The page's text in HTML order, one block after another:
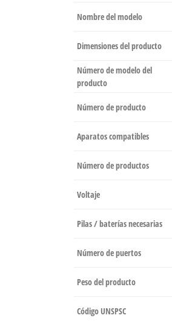
Nombre del modelo
Dimensiones del producto
Número de modelo del
producto
Número de producto
Aparatos compatibles
Número de productos
Voltaje
Pilas / baterías necesarias
Número de puertos
Peso del producto
Código UNSPSC